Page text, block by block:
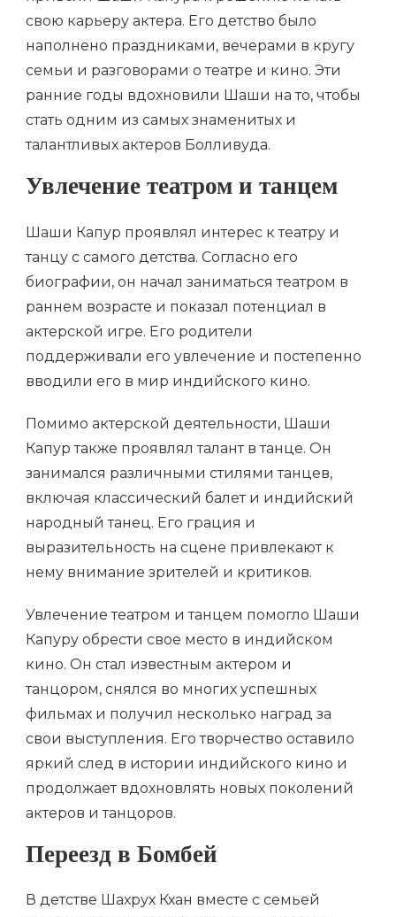
свою карьеру актера. Его детство было
наполнено праздниками, вечерами в кругу
семьи и разговорами о театре и кино. Эти
ранние годы вдохновили Шаши на то, чтобы
стать одним из самых знаменитых и
талантливых актеров Болливуда.
Увлечение театром и танцем
Шаши Капур проявлял интерес к театру и
танцу с самого детства. Согласно его
биографии, он начал заниматься театром в
раннем возрасте и показал потенциал в
актерской игре. Его родители
поддерживали его увлечение и постепенно
вводили его в мир индийского кино.
Помимо актерской деятельности, Шаши
Капур также проявлял талант в танце. Он
занимался различными стилями танцев,
включая классический балет и индийский
народный танец. Его грация и
выразительность на сцене привлекают к
нему внимание зрителей и критиков.
Увлечение театром и танцем помогло Шаши
Капуру обрести свое место в индийском
кино. Он стал известным актером и
танцором, снялся во многих успешных
фильмах и получил несколько наград за
свои выступления. Его творчество оставило
яркий след в истории индийского кино и
продолжает вдохновлять новых поколений
актеров и танцоров.
Переезд в Бомбей
В детстве Шахрух Кхан вместе с семьей